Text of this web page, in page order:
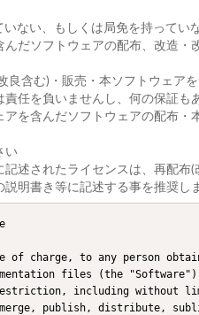
ない、もしくは局免を持ってい
だソフトウェアの配布、改造・
良含む)・販売・本ソフトウェア
任を負いませんし、何の保証も
を含んだソフトウェアの配布・
い
述されたライセンスは、再配
明書き等に記述する事を推奨し
of charge, to any person
files (the
including without
publish, distribute,